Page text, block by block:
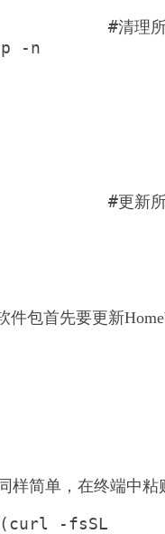
#清理所有
-n               #
#更新所有
件包首先要更新
样简单，在终端中粘
-fsSL